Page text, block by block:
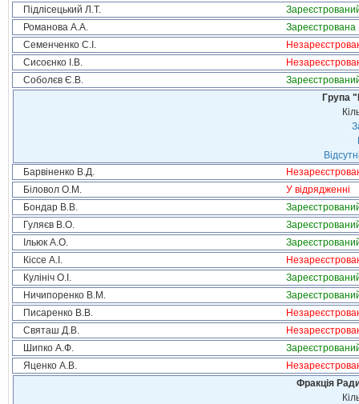
Підлісецький Л.Т.
Романова А.А.
Зареєстрована
Семенченко С.І.
Сисоєнко І.В.
Соболєв Є.В.
Група
Барвіненко В.Д.
Біловол О.М.
У відрядженні
Бондар В.В.
Гуляєв В.О.
Ільюк А.О.
Кіссе А.І.
Кулініч О.І.
Ничипоренко В.М.
Писаренко В.В.
Святаш Д.В.
Шипко А.Ф.
Яценко А.В.
Фракція